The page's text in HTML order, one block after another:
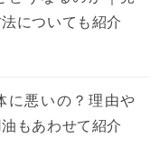
についても紹介
に悪いの？理由や
もあわせて紹介